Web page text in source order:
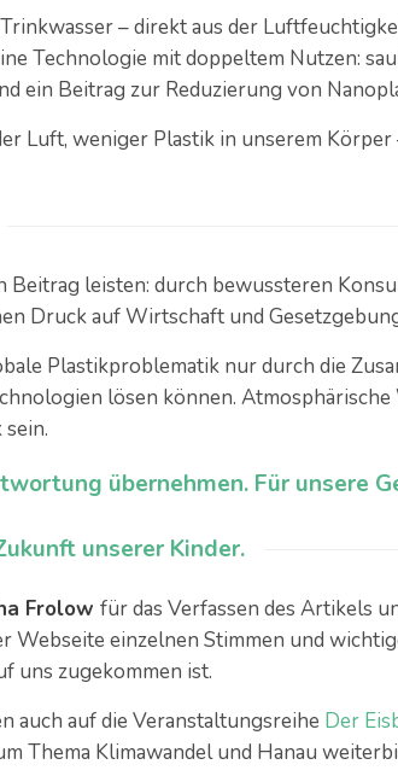
– direkt aus der
Technologie mit doppeltem Nutzen:
ein Beitrag zur Reduzierung von
Luft, weniger Plastik in unserem
Beitrag leisten: durch bewussteren
Druck auf Wirtschaft und
Plastikproblematik nur durch die
lösen können.
übernehmen. Für unsere
unserer Kinder.
Frolow für das Verfassen des Artikels
Webseite einzelnen Stimmen und
uns zugekommen ist.
auch auf die Veranstaltungsreihe Der
Thema Klimawandel und Hanau